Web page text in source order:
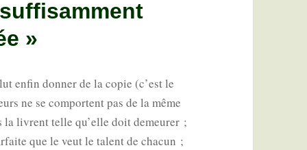
»
enfin don­ner de la copie (c’est le
ne se com­portent pas de la même
la livrent telle qu’elle doit demeu­rer ;
que le veut le talent de cha­cun ;